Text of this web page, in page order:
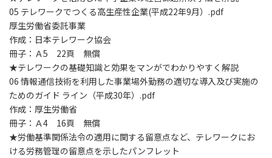
05 テレワークでつくる高生産性企業(平成22年9月）.pdf
厚生労働省委託事業
作成：日本テレワーク協会
冊子：Ａ5 22頁 無償
★テレワークの基礎知識と効果をマンがでわかりやすく解説
06 情報通信技術を利用した事業場外勤務の適切な導入及び実施の
ためのガイド ライン（平成30年）.pdf
作成：厚生労働省
冊子：Ａ4 16頁 無償
★労働基準関係法令の適用に関する留意点など、テレワークにお
ける労務管理の留意点を示したパンフレット